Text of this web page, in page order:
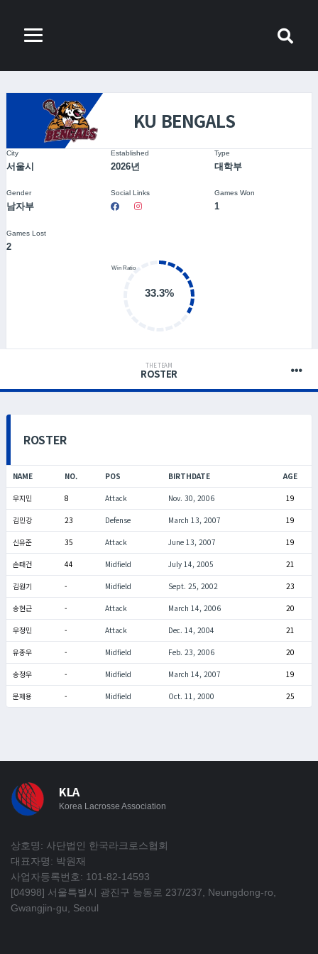
KU BENGALS
City
서울시
Established
2026년
Type
대학부
Gender
남자부
Social Links Games Won
1
Games Lost
2
33.3%
THE TEAM
ROSTER
ROSTER
NAME NO. POS BIRTHDATE AGE
우지민 8 Attack Nov. 30, 2006 19
김민강 23 Defense March 13, 2007 19
신유준 35 Attack June 13, 2007 19
손태건 44 Midfield July 14, 2005 21
김원기 - Midfield Sept. 25, 2002 23
송현근 - Attack March 14, 2006 20
우정민 - Attack Dec. 14, 2004 21
유종우 - Midfield Feb. 23, 2006 20
송정우 - Midfield March 14, 2007 19
문제용 - Midfield Oct. 11, 2000 25
KLA
Korea Lacrosse Association
상호명: 사단법인 한국라크로스협회
대표자명: 박원재
사업자등록번호: 101-82-14593
[04998] 서울특별시 광진구 능동로 237/237, Neungdong-ro,
Gwangjin-gu, Seoul